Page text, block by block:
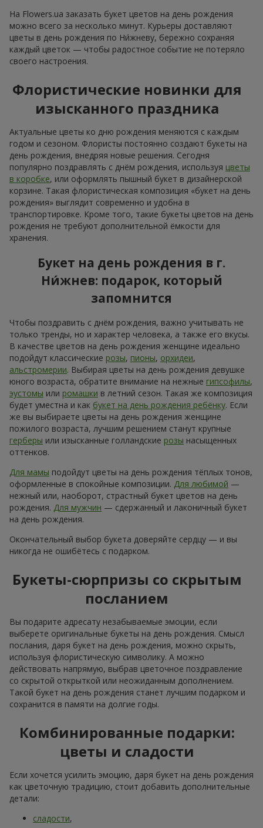
На Flowers.ua заказать букет цветов на день рождения
можно всего за несколько минут. Курьеры доставляют
цветы в день рождения по Ни́жневу, бережно сохраняя
каждый цветок — чтобы радостное событие не потеряло
своего настроения.
Флористические новинки для
изысканного праздника
Актуальные цветы ко дню рождения меняются с каждым
годом и сезоном. Флористы постоянно создают букеты на
день рождения, внедряя новые решения. Сегодня
популярно поздравлять с днём рождения, используя цветы
в коробке, или оформлять пышный букет в дизайнерской
корзине. Такая флористическая композиция «букет на день
рождения» выглядит современно и удобна в
транспортировке. Кроме того, такие букеты цветов на день
рождения не требуют дополнительной ёмкости для
хранения.
Букет на день рождения в г.
Ни́жнев: подарок, который
запомнится
Чтобы поздравить с днём рождения, важно учитывать не
только тренды, но и характер человека, а также его вкусы.
В качестве цветов на день рождения женщине идеально
подойдут классические розы, пионы, орхидеи,
альстромерии. Выбирая цветы на день рождения девушке
юного возраста, обратите внимание на нежные гипсофилы,
эустомы или ромашки в летний сезон. Такая же композиция
будет уместна и как букет на день рождения ребёнку. Если
же вы выбираете цветы на день рождения женщине
пожилого возраста, лучшим решением станут крупные
герберы или изысканные голландские розы насыщенных
оттенков.
Для мамы подойдут цветы на день рождения тёплых тонов,
оформленные в спокойные композиции. Для любимой —
нежный или, наоборот, страстный букет цветов на день
рождения. Для мужчин — сдержанный и лаконичный букет
на день рождения.
Окончательный выбор букета доверяйте сердцу — и вы
никогда не ошибётесь с подарком.
Букеты-сюрпризы со скрытым
посланием
Вы подарите адресату незабываемые эмоции, если
выберете оригинальные букеты на день рождения. Смысл
послания, даря букет на день рождения, можно скрыть,
используя флористическую символику. А можно
действовать напрямую, выбрав цветочное поздравление
со скрытой открыткой или неожиданным дополнением.
Такой букет на день рождения станет лучшим подарком и
сохранится в памяти на долгие годы.
Комбинированные подарки:
цветы и сладости
Если хочется усилить эмоцию, даря букет на день рождения
как цветочную традицию, стоит добавить дополнительные
детали:
сладости,